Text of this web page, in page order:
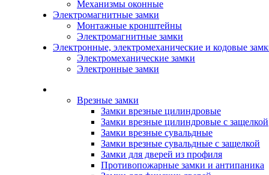
Механизмы оконные
Электромагнитные замки
Монтажные кронштейны
Электромагнитные замки
Электронные, электромеханические и кодовые
Электромеханические замки
Электронные замки
Врезные замки
Замки врезные цилиндровые
Замки врезные цилиндровые с защелкой
Замки врезные сувальдные
Замки врезные сувальдные с защелкой
Замки для дверей из профиля
Противопожарные замки и антипаника